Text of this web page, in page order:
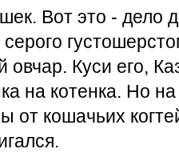
Вот это - дело
Куси его,
на котенка. Но
от кошачьих